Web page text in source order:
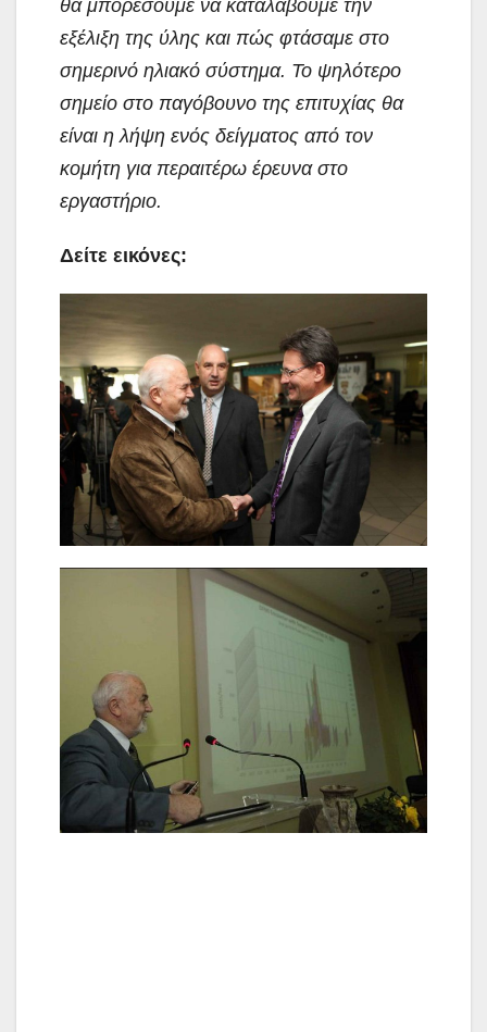
θα μπορέσουμε να καταλάβουμε την
εξέλιξη της ύλης και πώς φτάσαμε στο
σημερινό ηλιακό σύστημα. Το ψηλότερο
σημείο στο παγόβουνο της επιτυχίας θα
είναι η λήψη ενός δείγματος από τον
κομήτη για περαιτέρω έρευνα στο
εργαστήριο.
Δείτε εικόνες: